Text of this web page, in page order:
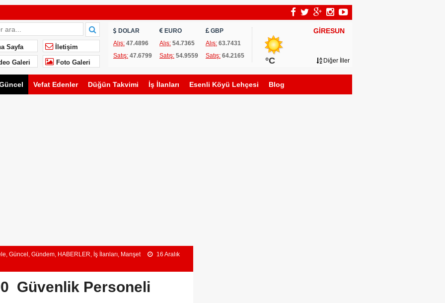
Çiftinin Düğününe Davetlisiniz
Sayfa İletişim
Galeri Foto Galeri
DOLAR
Alış: 47.4896
Satış: 47.6799
EURO
Alış:54.7365
Satış:54.9559
GBP
Alış:63.7431
Satış:64.2165
GİRESUN
°C Diğer İller
Vefat Edenler Düğün Takvimi İş İlanları Esenli Köyü Lehçesi Blog
, Güncel , Gündem, HABERLER, İş İlanları, Manşet
16 Aralık
Güvenlik Personeli